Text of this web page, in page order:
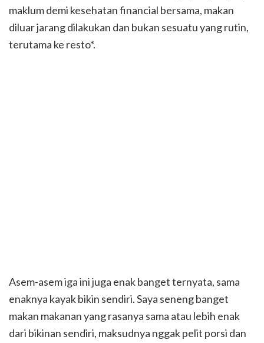
maklum demi kesehatan financial bersama, makan
diluar jarang dilakukan dan bukan sesuatu yang rutin,
terutama ke resto*.
Asem-asem iga ini juga enak banget ternyata, sama
enaknya kayak bikin sendiri. Saya seneng banget
makan makanan yang rasanya sama atau lebih enak
dari bikinan sendiri, maksudnya nggak pelit porsi dan